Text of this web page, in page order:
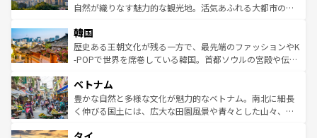
ク、伝統的なフラダンスなど、すべてがハワイの魅力を彩
ワイを、存分に味わってほしい。 なお、新着のハワイ情報
はコンテンツ一覧を参照してほしい。
ど、見どころがたくさん。また、カフェやワイン、オージ
いる。アクティビティも充実しており、サーフィンやダイ
ビング、ハイキングなど、アウトドア好きにはたまらな
い。オーストラリアの多彩な魅力を存分に味わいつくそ
参照してほしい。
自然が織りなす魅力的な観光地。活気あふれる大都市の台
ン）、静ひつな山岳地帯である台湾東部など、都市の喧騒
と山間の静けさが共存しており、訪れる人に新しい発見と
驚きをもたらしてくれる。また、奥深い台湾の食文化も魅
容にもいいと評判のスイーツなど、バラエティ豊かな料理
が味わえる。 なお、新着の台湾情報は コンテンツ一覧を参
照してほしい。
韓国
歴史ある王朝文化が残る一方で、最先端のファッションやK
-POPで世界を席巻している韓国。首都ソウルの宮殿や伝統
き、地方に足を延ばせば四季折々の自然美を楽しむことが
できる。そして、キムチや焼肉、絶品のストリートフード
まで、さまざまな韓国料理が待っている。夜には、韓国な
リティに包まれながら、韓国の多彩な魅力を心ゆくまで味
ベトナム
豊かな自然と多様な文化が魅力的なベトナム。南北に細長
く伸びる国土には、広大な田園風景や青々とした山々、世